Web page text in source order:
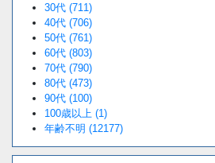
30代 (711)
40代 (706)
50代 (761)
60代 (803)
70代 (790)
80代 (473)
90代 (100)
100歳以上 (1)
年齢不明 (12177)